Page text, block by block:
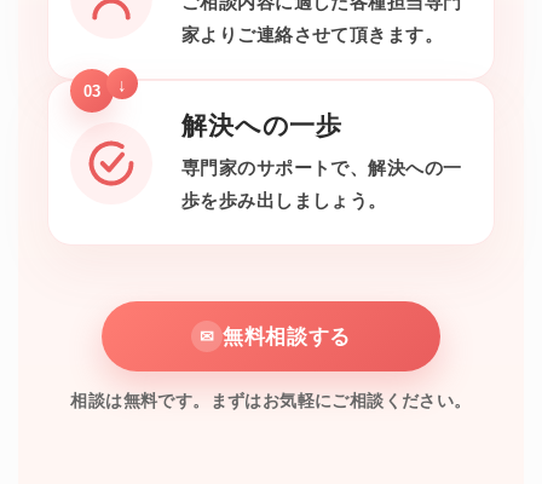
家よりご連絡させて頂きます。
03
解決への一歩
専門家のサポートで、解決への一
歩を歩み出しましょう。
✉ 無料相談する
相談は無料です。まずはお気軽にご相談ください。